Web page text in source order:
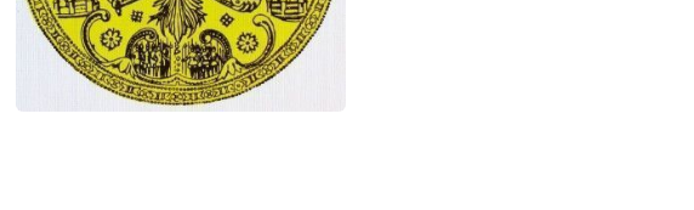
Большая государственная печать Алексея Михайловича. 1667
Фото статьи: